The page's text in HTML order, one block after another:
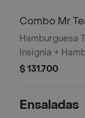
Combo Mr
Hamburguesa
Insignia +
Callejera + 2
$ 131.700
Ensaladas